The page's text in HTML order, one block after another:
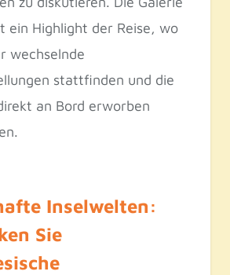
ein Highlight der Reise, wo
wechselnde
stattfinden und die
an Bord erworben
Inselwelten:
Sie